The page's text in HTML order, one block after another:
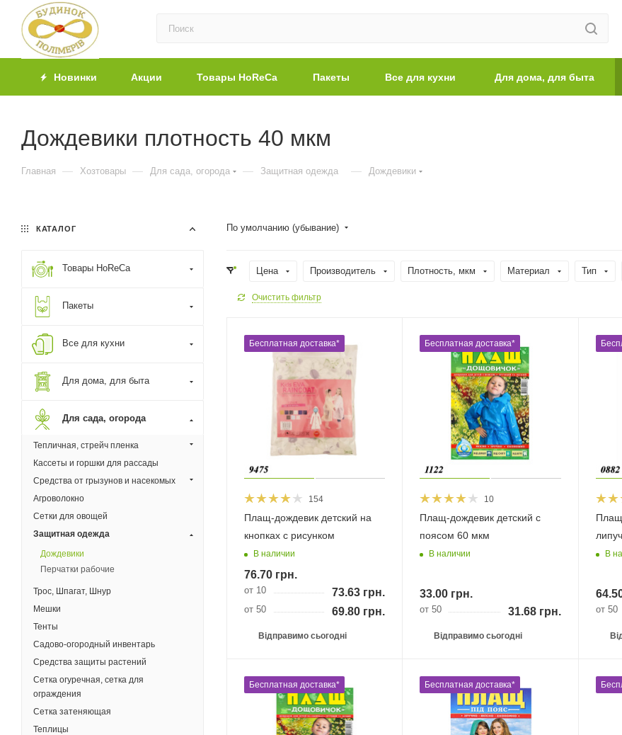
Новинки Акции Товары HoReCa Пакеты Все для кухни Для дома, для быта
Дождевики плотность 40 мкм
Главная — Хозтовары — Для сада, огорода — Защитная одежда — Дождевики
По умолчанию (убывание)
Цена Производитель Плотность, мкм Материал Тип
Очистить фильтр
Бесплатная доставка*
154
Плащ-дождевик детский на
кнопках с рисунком
В наличии
76.70 грн.
от 10 73.63 грн.
от 50 69.80 грн.
Відправимо сьогодні
Бесплатная доставка*
10
Плащ-дождевик детский с
поясом 60 мкм
В наличии
33.00 грн.
от 50 31.68грн.
Відправимо сьогодні
В
от 50
Бесплатная доставка* Бесплатная доставка*
КАТАЛОГ
Товары HoReCa
Пакеты
Все для кухни
Для дома, для быта
Для сада, огорода
Тепличная, стрейч пленка
Кассеты и горшки для рассады
Средства от грызунов и насекомых
Агроволокно
Сетки для овощей
Защитная одежда
Дождевики
Перчатки рабочие
Трос, Шпагат, Шнур
Мешки
Тенты
Садово-огородный инвентарь
Средства защиты растений
Сетка огуречная, сетка для
ограждения
Сетка затеняющая
Теплицы